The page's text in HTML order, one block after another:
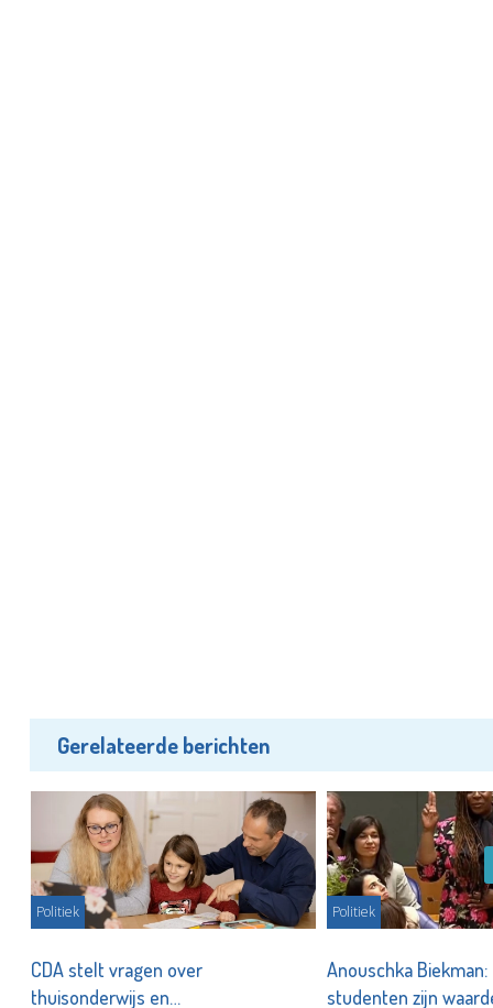
Gerelateerde berichten
Politiek
CDA stelt vragen over
thuisonderwijs en
Politiek
Anouschka
studenten zijn